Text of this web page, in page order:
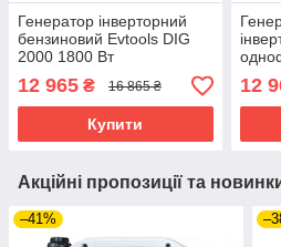
Генератор інверторний
бензиновий Evtools DIG
2000 1800 Вт
12 965 ₴ 16 865 ₴
Купити
12
Акційні пропозиції та
–41%